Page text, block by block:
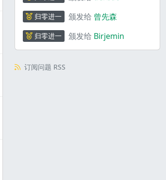
归零进一 颁发给 曾先森
归零进一 颁发给 Birjemin
订阅问题 RSS